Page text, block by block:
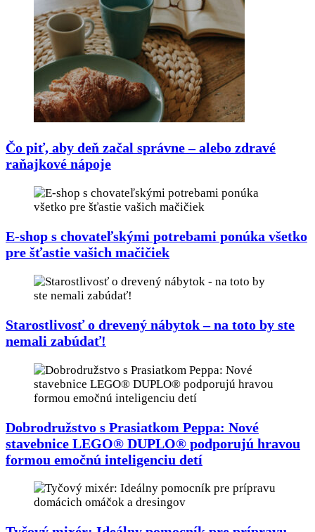
Čo piť, aby deň začal správne – alebo zdravé
raňajkové nápoje
E-shop s chovateľskými potrebami ponúka všetko
pre šťastie vašich mačičiek
Starostlivosť o drevený nábytok – na toto by ste
nemali zabúdať!
Dobrodružstvo s Prasiatkom Peppa: Nové
stavebnice LEGO® DUPLO® podporujú hravou
formou emočnú inteligenciu detí